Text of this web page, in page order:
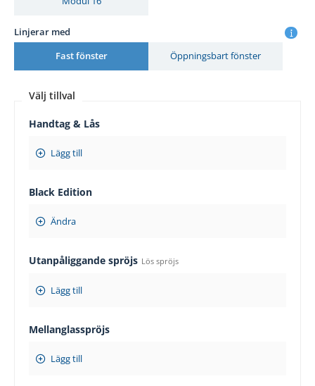
Linjerar med
Fast fönster Öppningsbart fönster
Välj tillval
Handtag & Lås
Lägg till
Black Edition
Ändra
Utanpåliggande spröjs Lös spröjs
Lägg till
Mellanglasspröjs
Lägg till